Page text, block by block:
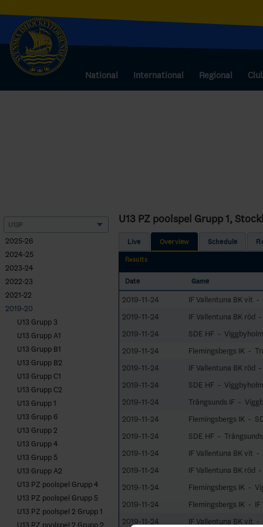
National International Regional
2025-26
2024-25
2023-24
2022-23
2021-22
2019-20
U13 Grupp 3
U13 Grupp A1
U13 Grupp B1
U13 Grupp B2
U13 Grupp C1
U13 Grupp C2
U13 Grupp 1
U13 Grupp 6
U13 Grupp 2
U13 Grupp 4
U13 Grupp 5
U13 Grupp A2
U13 PZ poolspel Grupp 4
U13 PZ poolspel Grupp 5
U13 PZ poolspel 2 Grupp 1
U13 PZ poolspel 2 Grupp 2
U13 PZ poolspel Grupp 1,
Live Overview Schedule
Results
Date Game
2019-11-24 IF Vallentuna BK vit -
2019-11-24
IF Vallentuna BK röd
2019-11-24
SDE HF -
2019-11-24
Flemingsbergs IK -
2019-11-24
IF Vallentuna BK röd
2019-11-24
SDE HF -
2019-11-24
Trångsunds IF -
2019-11-24
Flemingsbergs IK -
2019-11-24
SDE HF -
2019-11-24
IF Vallentuna BK vit -
2019-11-24
IF Vallentuna BK röd
2019-11-24
Flemingsbergs IK -
2019-11-24
Flemingsbergs IK - IF
2019-11-24
IF Vallentuna BK vit -